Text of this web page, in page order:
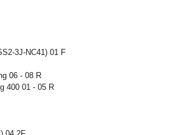
3J-NC41) 01 F
06 - 08 R
400 01 - 05 R